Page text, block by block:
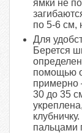
ямки не
по 5-6 см,
Для
Берется
помощью
примерно
30 до 35
пальцами